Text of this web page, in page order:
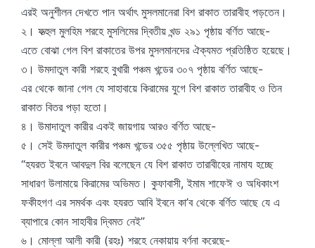
এরই অনুশীলন দেখতে পান অর্থাৎ মুসলমানেরা বিশ রাকাত তারাবীহ পড়তেন।
২। ফত্হুল মুলহিম শরহে মুসলিমের দ্বিতীয় খন্ড ২৯১ পৃষ্ঠায় বর্ণিত আছে-
এতে বোঝা গেল বিশ রাকাতের উপর মুসলমানদের ঐক্যমত প্রতিষ্ঠিত হয়েছে।
৩। উমদাতুল কারী শরহে বুখারী পঞ্চম খন্ডের ৩০৭ পৃষ্ঠায় বর্ণিত আছে-
এর থেকে জানা গেল যে সাহাবায়ে কিরামের যুগে বিশ রাকাত তারাবীহ ও তিন
রাকাত বিতর পড়া হতো।
৪। উমাদাতুল কারীর একই জায়গায় আরও বর্ণিত আছে-
৫। সেই উমদাতুল কারীর পঞ্চম খন্ডের ৩৫৫ পৃষ্ঠায় উল্লেখিত আছে-
“হযরত ইবনে আবদুল বির বলেছেন যে বিশ রাকাত তারাবীহের নামায হচ্ছে
সাধারণ উলামায়ে কিরামের অভিমত। কুফাবাসী, ইমাম শাফেঈ ও অধিকাংশ
ফকীহগণ এর সমর্থক এবং হযরত আবি ইবনে কা’ব থেকে বর্ণিত আছে যে এ
ব্যাপারে কোন সাহাবীর দ্বিমত নেই”
৬। মোল্লা আলী কারী (রহঃ) শরহে নেকায়ায় বর্ণনা করেছে-